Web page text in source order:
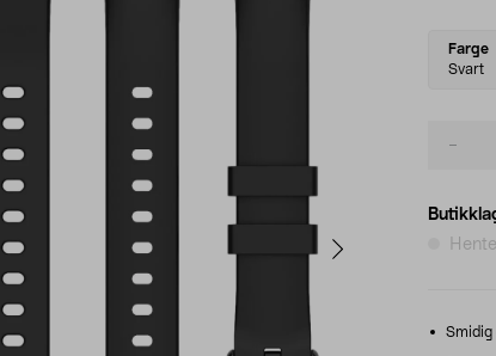
Select
variant
Farge
Svart
Smidig